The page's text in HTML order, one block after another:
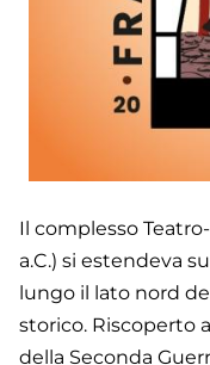
Il complesso
a.C.) si estendeva
lungo il lato nord
storico. Riscoperto
della Seconda